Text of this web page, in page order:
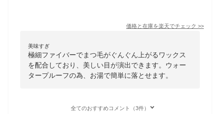
価格と在庫を楽天でチェック >>
美味すぎ
極細ファイバーでまつ毛がぐんぐん上がるワックス
を配合しており、美しい目が演出できます。ウォー
タープルーフの為、お湯で簡単に落とせます。
全てのおすすめコメント（3件）